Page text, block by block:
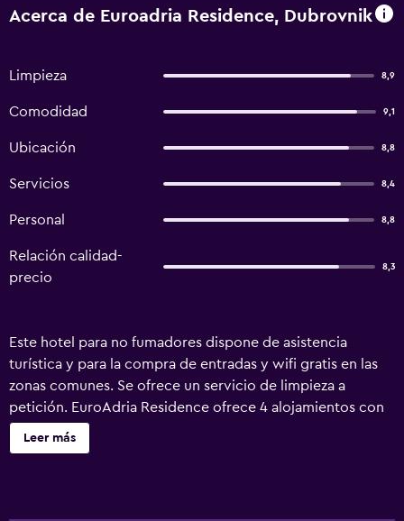
Acerca de Euroadria Residence, Dubrovnik
Limpieza 8,9
Comodidad 9,1
Ubicación 8,8
Servicios 8,4
Personal 8,8
Relación calidad-
precio
8,3
Este hotel para no fumadores dispone de asistencia
turística y para la compra de entradas y wifi gratis en las
zonas comunes. Se ofrece un servicio de limpieza a
petición. EuroAdria Residence ofrece 4 alojamientos con
aire acondicionado, secador de pelo y artículos de
higiene personal gratuitos. Se ofrece una televisión de
Leer más